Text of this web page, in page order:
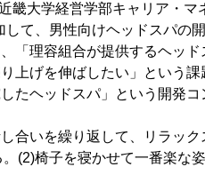
畿大学経営学部キャリア・マ
て、男性向けヘッドスパの
「理容組合が提供するヘッド
上げを伸ばしたい」という課
たヘッドスパ」という開発コ
合いを繰り返して、リラック
(2)椅子を寝かせて一番楽な